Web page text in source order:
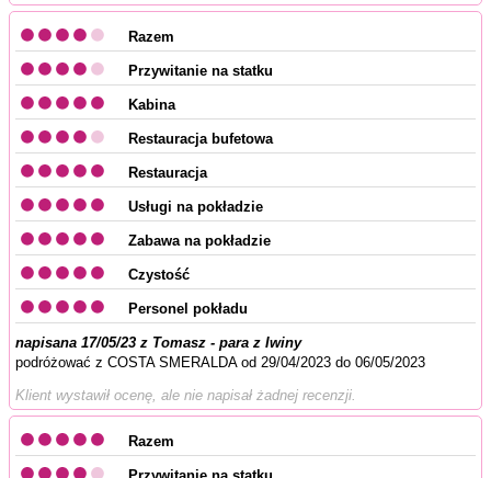
Razem
Przywitanie na statku
Kabina
Restauracja bufetowa
Restauracja
Usługi na pokładzie
Zabawa na pokładzie
Czystość
Personel pokładu
napisana 17/05/23 z Tomasz - para z Iwiny
podróżować z COSTA SMERALDA od 29/04/2023 do 06/05/2023
Klient wystawił ocenę, ale nie napisał żadnej recenzji.
Razem